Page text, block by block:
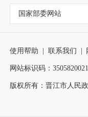
国家部委网站
使用帮助 联系我们
网站标识码：3505820021
版权所有：晋江市人民